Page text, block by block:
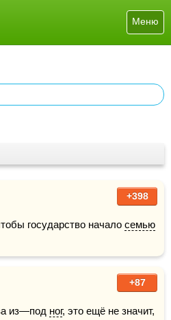
Меню
+398
государство начало семью
+87
из—под ног, это ещё не значит,